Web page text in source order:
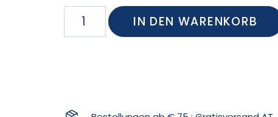
IN DEN WARENKORB